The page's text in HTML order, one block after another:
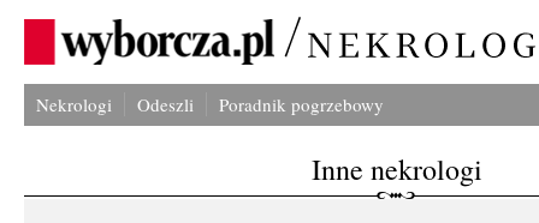
Nekrologi Odeszli Poradnik pogrzebowy
Inne nekrologi